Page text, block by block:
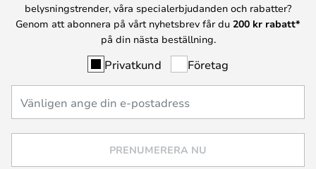
belysningstrender, våra specialerbjudanden och rabatter?
Genom att abonnera på vårt nyhetsbrev får du 200 kr rabatt*
på din nästa beställning.
Privatkund Företag
PRENUMERERA NU